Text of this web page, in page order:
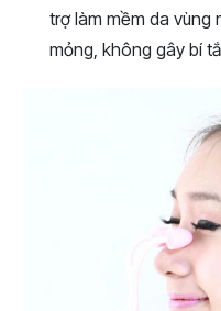
trợ làm mềm da vùng
mỏng, không gây bí